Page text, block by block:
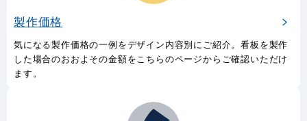
製作価格
気になる製作価格の一例をデザイン内容別にご紹介。看板を製作
した場合のおおよその金額をこちらのページからご確認いただけ
ます。